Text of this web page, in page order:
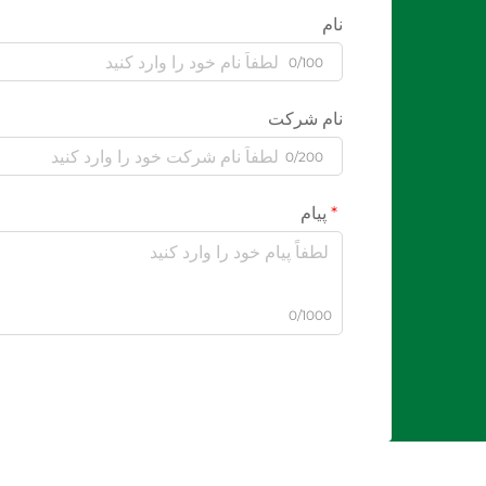
نام
0/100
نام شرکت
0/200
پیام
0/1000